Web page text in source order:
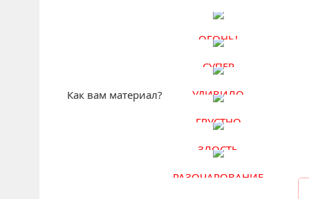
Как вам материал?
ОГОНЬ!
СУПЕР
УДИВИЛО
ГРУСТНО
ЗЛОСТЬ
РАЗОЧАРОВАНИЕ